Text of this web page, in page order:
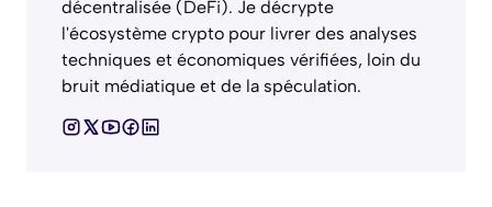
décentralisée (DeFi). Je décrypte
l'écosystème crypto pour livrer des analyses
techniques et économiques vérifiées, loin du
bruit médiatique et de la spéculation.